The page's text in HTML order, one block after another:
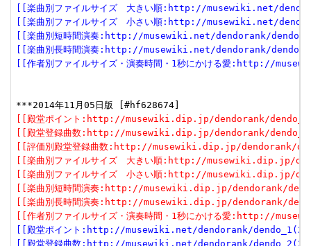
[[楽曲別ファイルサイズ　大きい順:http://musewiki.net/
[[楽曲別ファイルサイズ　小さい順:http://musewiki.net/
[[楽曲別短時間演奏:http://musewiki.net/dendorank/
[[楽曲別長時間演奏:http://musewiki.net/dendorank/
[[作者別ファイルサイズ・演奏時間・1秒にかける愛:http://
[[殿堂ポイント:http://musewiki.dip.jp/dendorank/
[[殿堂登録曲数:http://musewiki.dip.jp/dendorank/
[[評価別殿堂登録曲数:http://musewiki.dip.jp/dendorank/
[[楽曲別ファイルサイズ　大きい順:http://musewiki.dip.jp/
[[楽曲別ファイルサイズ　小さい順:http://musewiki.dip.jp/
[[楽曲別短時間演奏:http://musewiki.dip.jp/dendorank/
[[楽曲別長時間演奏:http://musewiki.dip.jp/dendorank/
[[作者別ファイルサイズ・演奏時間・1秒にかける愛:http://
[[殿堂ポイント:http://musewiki.net/dendorank/
[[殿堂登録曲数:http://musewiki.net/dendorank/